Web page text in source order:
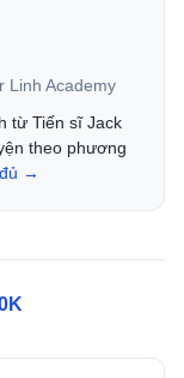
Linh Academy
từ Tiến sĩ Jack
theo phương
→